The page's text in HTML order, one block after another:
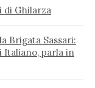
di Ghilarza
Brigata Sassari:
Italiano, parla in